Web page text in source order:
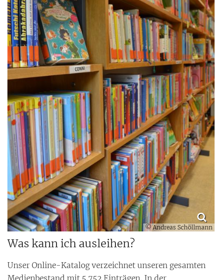
© Andreas Schöllmann
Was kann ich ausleihen?
Unser Online-Katalog verzeichnet unseren gesamten